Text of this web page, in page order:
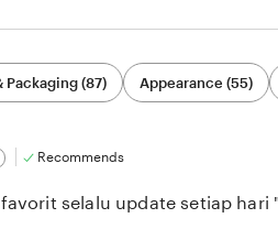
Packaging (87) Appearance (55)
Recommends
favorit selalu update setiap hari